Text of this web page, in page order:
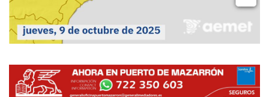
Contacto
Empresas